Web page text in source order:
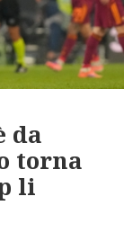
da
torna
li